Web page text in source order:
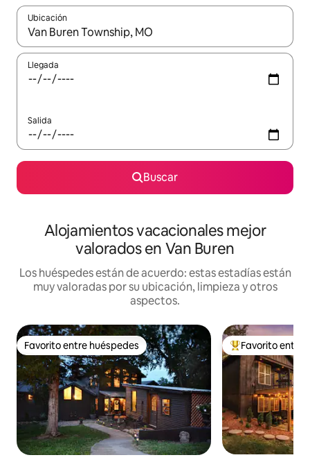
Ubicación
Cuando los resultados estén disponibles, navega con las
Llegada
Salida
Buscar
Alojamientos vacacionales mejor
valorados en Van Buren
Los huéspedes están de acuerdo: estas estadías están
muy valoradas por su ubicación, limpieza y otros
aspectos.
Favorito entre huéspedes
Favorito entre huéspedes Favorito entre
Favorito entre